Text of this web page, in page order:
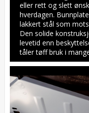
eller rett og slett
hverdagen.
lakkert stål som
Den solide
levetid enn
tåler tøff bruk i